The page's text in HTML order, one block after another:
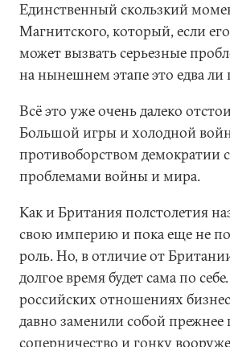
Единственный скользкий
Магнитского, который, если
может вызвать серьезные
на нынешнем этапе это едва ли
Всё это уже очень далеко
Большой игры и холодной
противоборством
проблемами войны и мира.
Как и Британия полстолетия
свою империю и пока еще не
роль. Но, в отличие от
долгое время будет сама по
российских отношениях
давно заменили собой прежнее
соперничество и гонку